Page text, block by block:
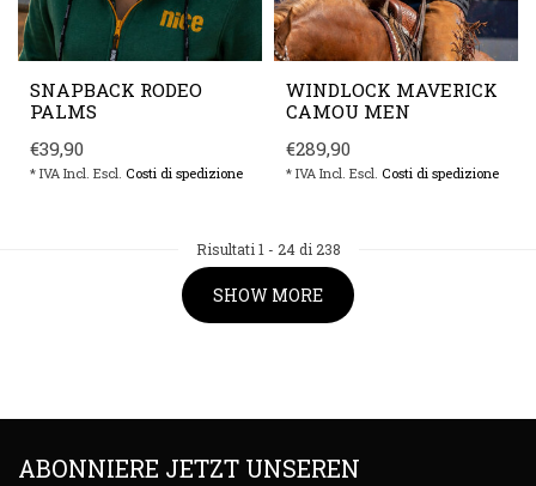
SNAPBACK RODEO
PALMS
€39,90
* IVA Incl. Escl. Costi di spedizione
WINDLOCK MAVERICK
CAMOU MEN
€289,90
* IVA Incl. Escl. Costi di spedizione
Risultati 1 - 24di 238
SHOW MORE
ABONNIERE JETZT UNSEREN